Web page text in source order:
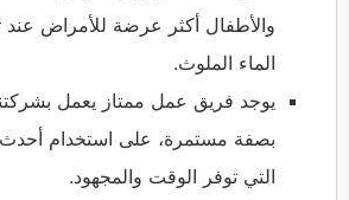
والأطفال أكثر عرضة للأمراض
الماء الملوث.
يوجد فريق عمل ممتاز يعمل
بصفة مستمرة، على استخدام أحدث
التي توفر الوقت والمجهود.